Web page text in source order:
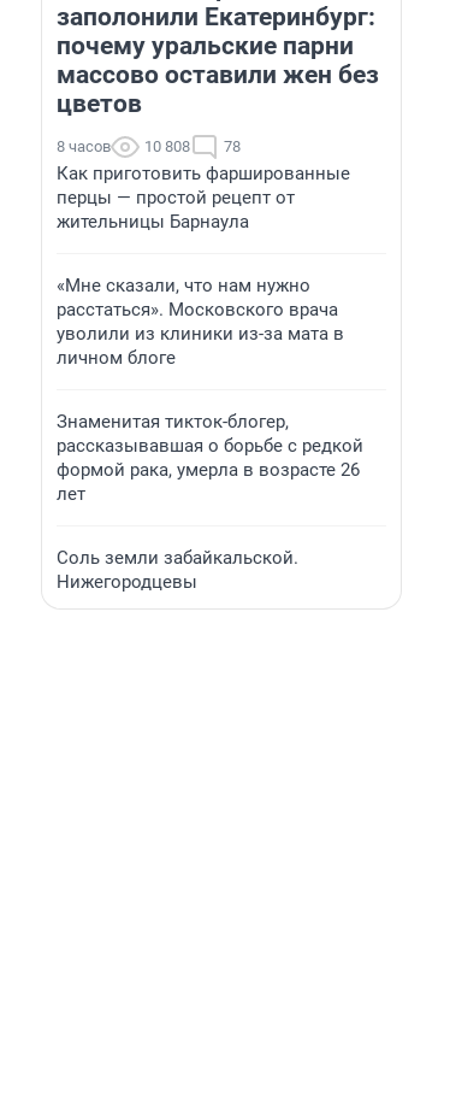
заполонили Екатеринбург:
почему уральские парни
массово оставили жен без
цветов
8 часов 10 808 78
Как приготовить фаршированные
перцы — простой рецепт от
жительницы Барнаула
«Мне сказали, что нам нужно
расстаться». Московского врача
уволили из клиники из-за мата в
личном блоге
Знаменитая тикток-блогер,
рассказывавшая о борьбе с редкой
формой рака, умерла в возрасте 26
лет
Соль земли забайкальской.
Нижегородцевы